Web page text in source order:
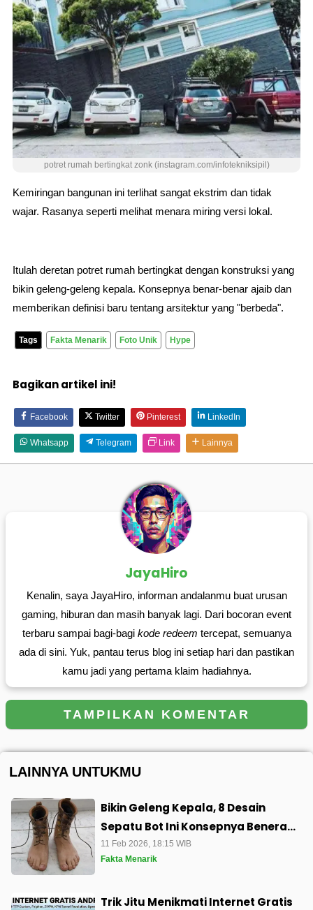
potret rumah bertingkat zonk (instagram.com/infotekniksipil)
Kemiringan bangunan ini terlihat sangat ekstrim dan tidak
wajar. Rasanya seperti melihat menara miring versi lokal.
Itulah deretan potret rumah bertingkat dengan konstruksi yang
bikin geleng-geleng kepala. Konsepnya benar-benar ajaib dan
memberikan definisi baru tentang arsitektur yang "berbeda".
Tags Fakta Menarik Foto Unik Hype
Bagikan artikel ini!
Facebook Twitter Pinterest LinkedIn
Whatsapp Telegram Link Lainnya
JayaHiro
Kenalin, saya JayaHiro, informan andalanmu buat urusan
gaming, hiburan dan masih banyak lagi. Dari bocoran event
terbaru sampai bagi-bagi kode redeem tercepat, semuanya
ada di sini. Yuk, pantau terus blog ini setiap hari dan pastikan
kamu jadi yang pertama klaim hadiahnya.
TAMPILKAN KOMENTAR
LAINNYA UNTUKMU
Bikin Geleng Kepala, 8 Desain
Sepatu Bot Ini Konsepnya Beneran
di Luar Nalar
11 Feb 2026, 18:15 WIB
Fakta Menarik
Trik Jitu Menikmati Internet Gratis